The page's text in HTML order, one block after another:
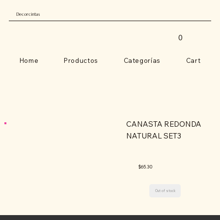
Decorcintas
Home Productos Categorías Cart
0
Out of stock
CANASTA REDONDA
NATURAL SET3
$65.30